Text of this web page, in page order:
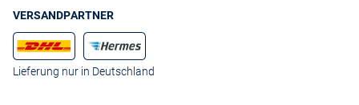
VERSANDPARTNER
Lieferung nur in Deutschland